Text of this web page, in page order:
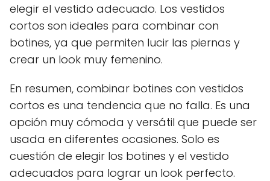
elegir el vestido adecuado. Los vestidos
cortos son ideales para combinar con
botines, ya que permiten lucir las piernas y
crear un look muy femenino.
En resumen, combinar botines con vestidos
cortos es una tendencia que no falla. Es una
opción muy cómoda y versátil que puede ser
usada en diferentes ocasiones. Solo es
cuestión de elegir los botines y el vestido
adecuados para lograr un look perfecto.